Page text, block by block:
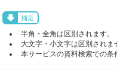
補足
半角・全角は区別されます。
大文字・小文字は区別されま
本サービスの資料検索での条